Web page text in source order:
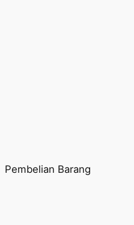
Pembelian Barang